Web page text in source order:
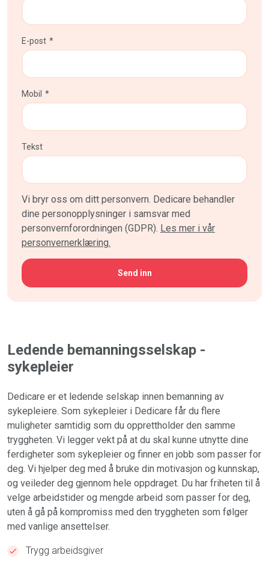
E-post *
Mobil *
Tekst
Vi bryr oss om ditt personvern. Dedicare behandler
dine personopplysninger i samsvar med
personvernforordningen (GDPR). Les mer i vår
personvernerklæring.
Ledende bemanningsselskap -
sykepleier
Dedicare er et ledende selskap innen bemanning av
sykepleiere. Som sykepleier i Dedicare får du flere
muligheter samtidig som du opprettholder den samme
tryggheten. Vi legger vekt på at du skal kunne utnytte dine
ferdigheter som sykepleier og finner en jobb som passer for
deg. Vi hjelper deg med å bruke din motivasjon og kunnskap,
og veileder deg gjennom hele oppdraget. Du har friheten til å
velge arbeidstider og mengde arbeid som passer for deg,
uten å gå på kompromiss med den tryggheten som følger
med vanlige ansettelser.
Trygg arbeidsgiver